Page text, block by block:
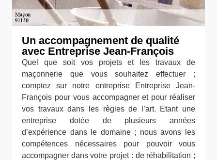
Un accompagnement de qualité
avec Entreprise Jean-François
Quel que soit vos projets et les travaux de
maçonnerie que vous souhaitez effectuer ;
comptez sur notre entreprise Entreprise Jean-
François pour vous accompagner et pour réaliser
vos travaux dans les règles de l’art. Etant une
entreprise dotée de plusieurs années
d’expérience dans le domaine ; nous avons les
compétences nécessaires pour pouvoir vous
accompagner dans votre projet : de réhabilitation ;